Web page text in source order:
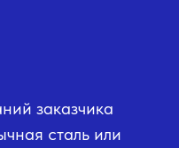
заказчика
сталь или